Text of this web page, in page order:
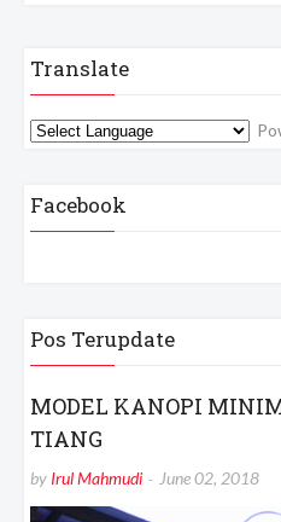
Translate
Facebook
Pos Terupdate
MODEL KANOPI
TIANG
by Irul Mahmudi June 02, 2018